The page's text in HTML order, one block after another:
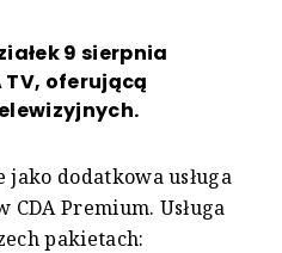
9 sierpnia
TV, oferującą
jako dodatkowa usługa
Premium. Usługa
pakietach: